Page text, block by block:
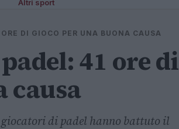
Altri sport
DI GIOCO PER UNA BUONA CAUSA
41 ore di
causa
giocatori di padel hanno battuto il